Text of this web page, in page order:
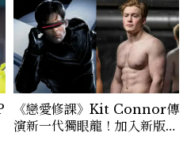
《戀愛修課》Kit Connor傳
演新一代獨眼龍！加入新版